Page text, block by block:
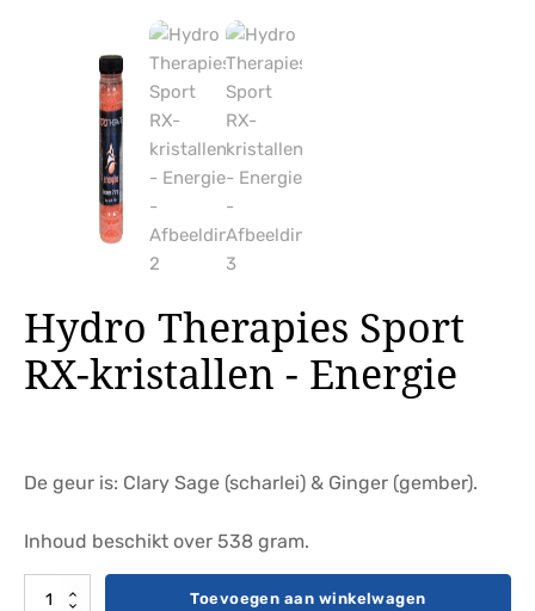
Hydro Therapies Sport
RX-kristallen - Energie
De geur is: Clary Sage (scharlei) & Ginger (gember).
Inhoud beschikt over 538 gram.
Hydro
Toevoegen aan winkelwagen